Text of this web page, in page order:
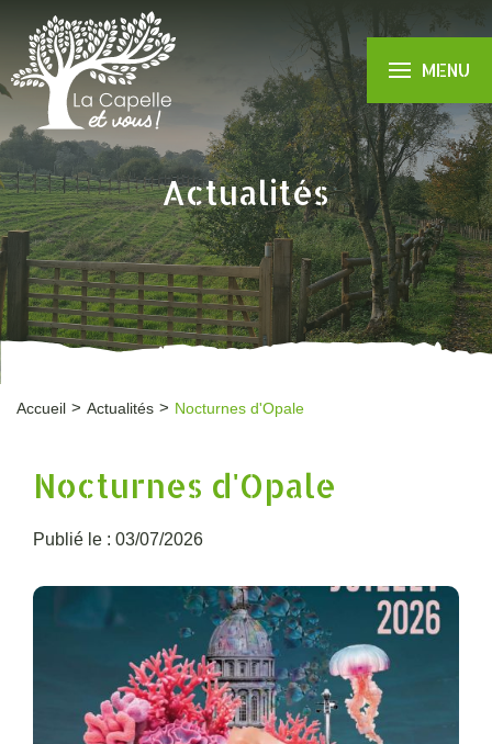
MENU
Actualités
Accueil Actualités Nocturnes d'Opale
Nocturnes d'Opale
Publié le : 03/07/2026